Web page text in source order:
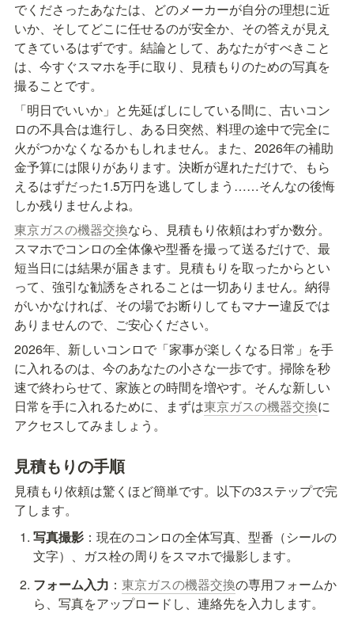
でくださったあなたは、どのメーカーが自分の理想に近
いか、そしてどこに任せるのが安全か、その答えが見え
てきているはずです。結論として、あなたがすべきこと
は、今すぐスマホを手に取り、見積もりのための写真を
撮ることです。
「明日でいいか」と先延ばしにしている間に、古いコン
ロの不具合は進行し、ある日突然、料理の途中で完全に
火がつかなくなるかもしれません。また、2026年の補助
金予算には限りがあります。決断が遅れただけで、もら
えるはずだった1.5万円を逃してしまう……そんなの後悔
しか残りませんよね。
東京ガスの機器交換なら、見積もり依頼はわずか数分。
スマホでコンロの全体像や型番を撮って送るだけで、最
短当日には結果が届きます。見積もりを取ったからとい
って、強引な勧誘をされることは一切ありません。納得
がいかなければ、その場でお断りしてもマナー違反では
ありませんので、ご安心ください。
2026年、新しいコンロで「家事が楽しくなる日常」を手
に入れるのは、今のあなたの小さな一歩です。掃除を秒
速で終わらせて、家族との時間を増やす。そんな新しい
日常を手に入れるために、まずは東京ガスの機器交換に
アクセスしてみましょう。
見積もりの手順
見積もり依頼は驚くほど簡単です。以下の3ステップで完
了します。
写真撮影：現在のコンロの全体写真、型番（シールの
文字）、ガス栓の周りをスマホで撮影します。
フォーム入力 ： 東京ガスの機器交換の専用フォームか
ら、写真をアップロードし、連絡先を入力します。